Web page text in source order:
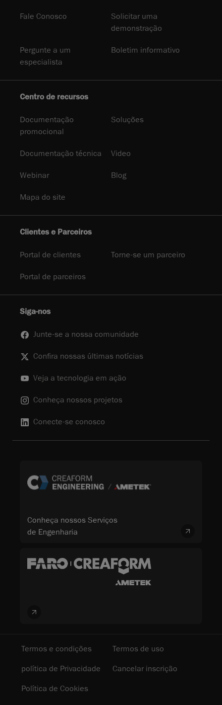
Fale Conosco
Solicitar uma
demonstração
Pergunte a um
especialista
Boletim informativo
Centro de recursos
Documentação
promocional
Soluções
Documentação técnica Video
Webinar Blog
Mapa do site
Clientes e Parceiros
Portal de clientes Torne-se um parceiro
Portal de parceiros
Siga-nos
Junte-se a nossa comunidade
Confira nossas últimas notícias
Veja a tecnologia em ação
Conheça nossos projetos
Conecte-se conosco
Conheça nossos Serviços
de Engenharia
Termos e condições
Termos de uso
política de Privacidade
Cancelar inscrição
Política de Cookies